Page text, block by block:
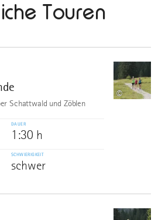
Touren
©
Schattwald und Zöblen
DAUER
1:30 h
SCHWIERIGKEIT
schwer